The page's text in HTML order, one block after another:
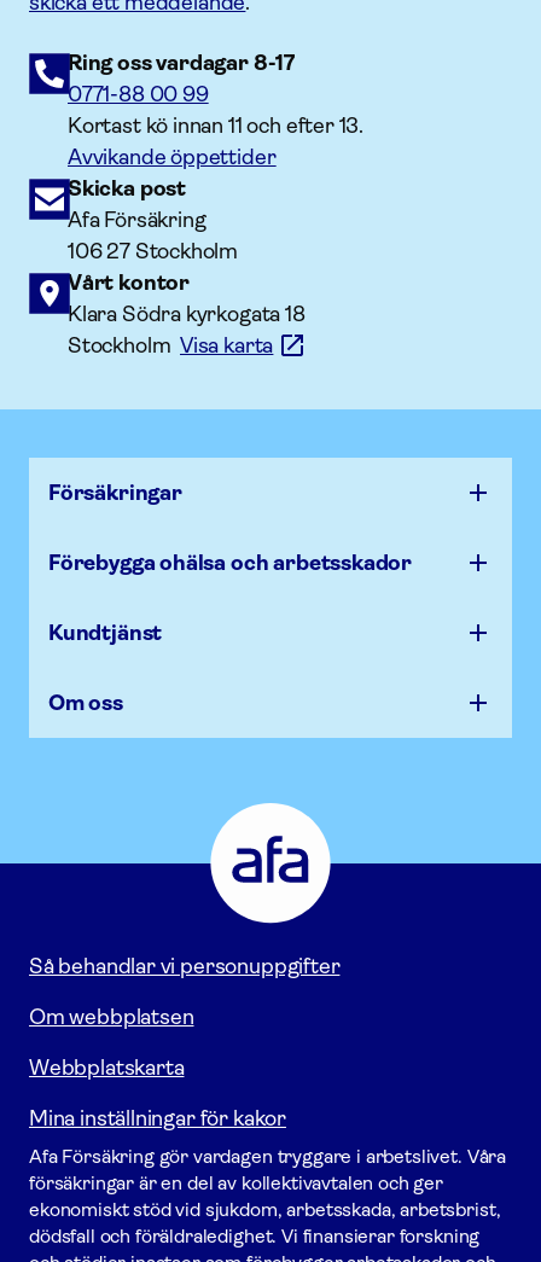
Ring oss vardagar 8-17
0771-88 00 99
Kortast kö innan 11 och efter 13.
Avvikande öppettider
Skicka post
Afa Försäkring
106 27 Stockholm
Vårt kontor
Klara Södra kyrkogata 18
StockholmVisa karta
Försäk­ringar
Förebygga ohälsa och arbets­skador
Kundtjänst
Om oss
Försäkring
Gå
till
startsidan
Så behandlar vi personuppgifter
Om webbplatsen
Webbplatskarta
Mina inställningar för kakor
Afa För­säkring gör vardagen tryggare i arbetslivet. Våra
försäk­ringar är en del av kollektivavtalen och ger
ekonomiskt stöd vid sjukdom, arbetsskada, arbetsbrist,
dödsfall och föräldraledighet. Vi finansierar forskning